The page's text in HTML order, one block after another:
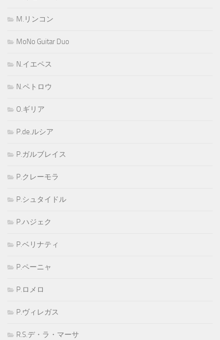
M.リンコン
MoNo Guitar Duo
N.イエペス
N.ペトロウ
O.ギリア
P.de.ルシア
P.ガルブレイス
P.クレーモラ
P.シュタイドル
P.ハジェク
P.ベリナティ
P.ペーニャ
P.ロメロ
P.ヴィレガス
R.S.デ・ラ・マーサ